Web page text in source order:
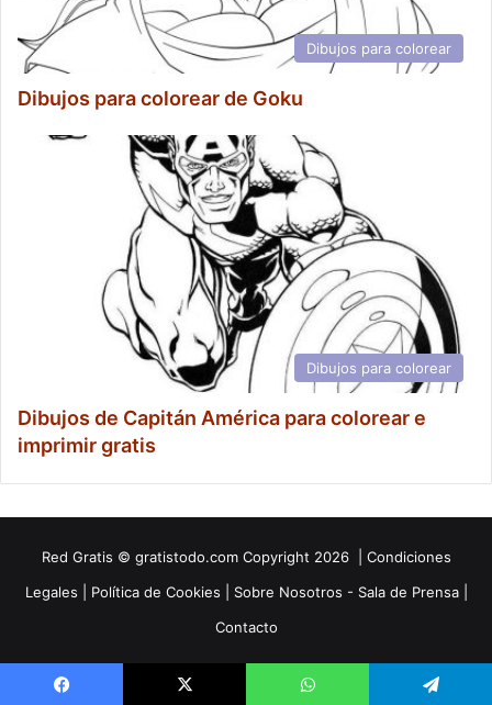
Dibujos para colorear
Dibujos para colorear de Goku
Dibujos para colorear
Dibujos de Capitán América para colorear e
imprimir gratis
Red Gratis © gratistodo.com Copyright 2026 | Condiciones
Legales
Política de Cookies Sobre Nosotros - Sala de Prensa|
Contacto